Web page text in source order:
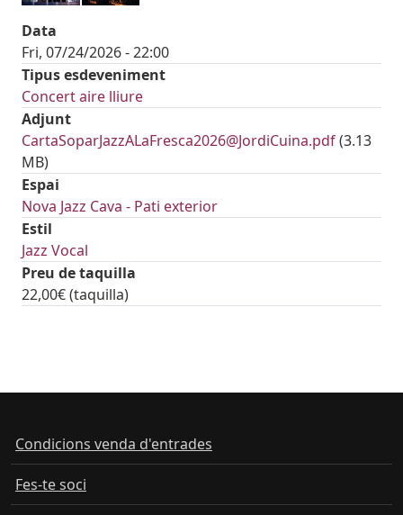
Data
Fri, 07/24/2026 - 22:00
Tipus esdeveniment
Concert aire lliure
Adjunt
Document
CartaSoparJazzALaFresca2026@JordiCuina.pdf(3.13
MB)
Espai
Nova Jazz Cava - Pati exterior
Estil
Jazz Vocal
Preu de taquilla
22,00€ (taquilla)
Condicions venda d'entrades
Fes-te soci